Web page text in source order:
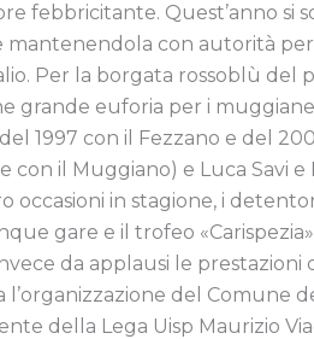
febbricitante. Quest’anno
mantenendola con autorità
Per la borgata rossoblù del
grande euforia per i
1997 con il Fezzano e del
con il Muggiano) e Luca Savi
occasioni in stagione, i
gare e il trofeo
da applausi le prestazioni
l’organizzazione del Comune
della Lega Uisp Maurizio